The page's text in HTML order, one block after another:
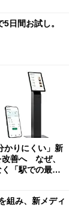
日間お試し。
かりにくい」新
善へ なぜ、
「駅での最短
組み、新メディ